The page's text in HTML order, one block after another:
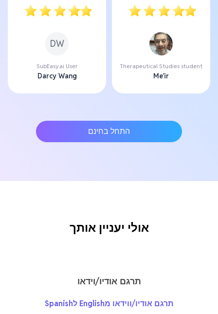
Therapeutical Studies student
Me'ir
DW
SubEasy.ai User
Darcy Wang
התחל בחינם
אולי יעניין אותך
תרגם אודיו/וידאו
תרגם אודיו/ווידאו מEnglish לSpanish